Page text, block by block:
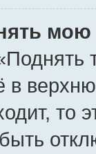
мою
в
то